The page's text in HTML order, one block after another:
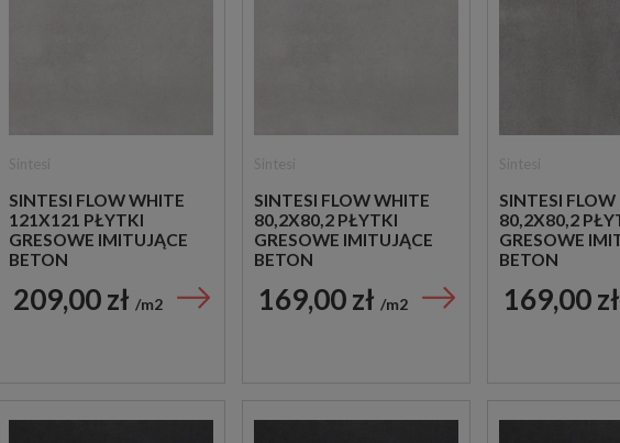
SINTESI FLOW WHITE
121X121 PŁYTKI
GRESOWE IMITUJĄCE
BETON
209,00 zł m2
SINTESI FLOW WHITE
80,2X80,2 PŁYTKI
GRESOWE IMITUJĄCE
BETON
169,00 zł m2
SINTESI FLOW
80,2X80,2
GRESOWE
BETON
169,00 zł